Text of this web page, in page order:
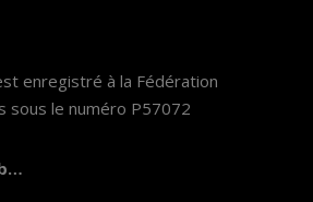
enregistré à la Fédération
sous le numéro P57072